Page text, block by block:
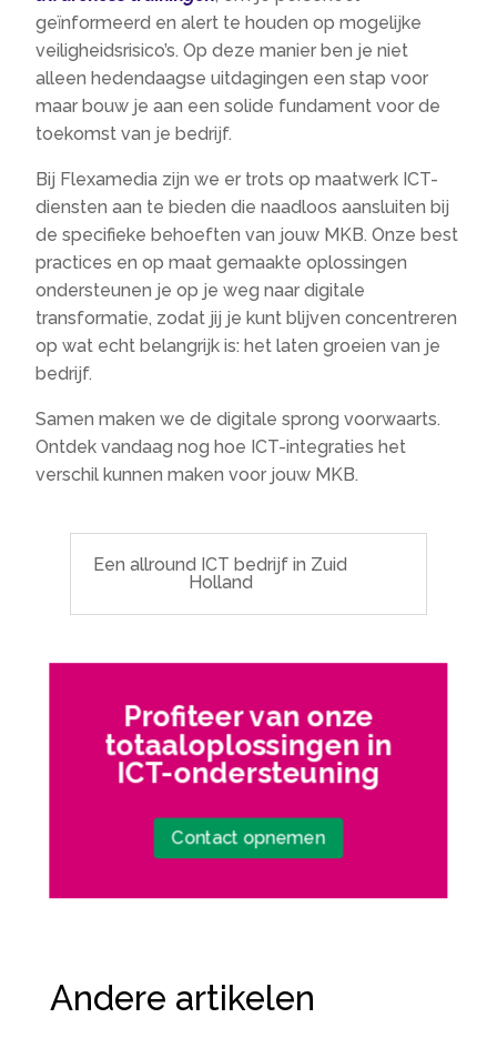
geïnformeerd en alert te houden op mogelijke
veiligheidsrisico’s. Op deze manier ben je niet
alleen hedendaagse uitdagingen een stap voor
maar bouw je aan een solide fundament voor de
toekomst van je bedrijf.
Bij Flexamedia zijn we er trots op maatwerk ICT-
diensten aan te bieden die naadloos aansluiten bij
de specifieke behoeften van jouw MKB. Onze best
practices en op maat gemaakte oplossingen
ondersteunen je op je weg naar digitale
transformatie, zodat jij je kunt blijven concentreren
op wat echt belangrijk is: het laten groeien van je
bedrijf.
Samen maken we de digitale sprong voorwaarts.
Ontdek vandaag nog hoe ICT-integraties het
verschil kunnen maken voor jouw MKB.
Een allround ICT bedrijf in Zuid
Holland
Profiteer van onze
totaaloplossingen in
ICT-ondersteuning
Contact opnemen
Andere artikelen